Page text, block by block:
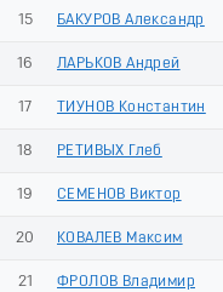
15 БАКУРОВ Александр
16 ЛАРЬКОВ Андрей
17 ТИУНОВ Константин
18 РЕТИВЫХ Глеб
19 СЕМЕНОВ Виктор
20 КОВАЛЕВ Максим
21 ФРОЛОВ Владимир